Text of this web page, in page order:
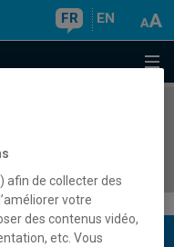
FR EN
afin de collecter des
votre
des contenus vidéo,
etc. Vous